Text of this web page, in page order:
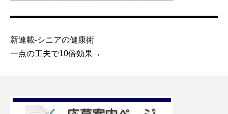
新連載-シニアの健康術
一点の工夫で10倍効果→